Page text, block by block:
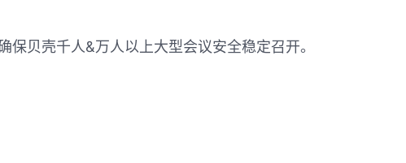
贝壳千人&万人以上大型会议安全稳定召开。